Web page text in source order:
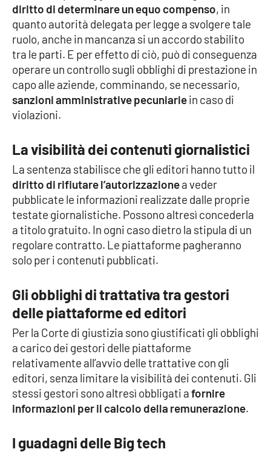
SPECIALI
Buona Sanità Calabria
LACALABRIAVISIONE
Destinazioni
Food
Storie
LAC
NETWORK
Lactv.it
Laconair.it
Lacitymag.it
Lacapitalenews.it
diritto di determinare un equo compenso, in
quanto autorità delegata per legge a svolgere tale
ruolo, anche in mancanza si un accordo stabilito
tra le parti. E per effetto di ciò, può di conseguenza
operare un controllo sugli obblighi di prestazione in
capo alle aziende, comminando, se necessario,
sanzioni amministrative pecuniariein caso di
violazioni.
La visibilità dei contenuti giornalistici
La sentenza stabilisce che gli editori hanno tutto il
diritto di rifiutare l’autorizzazionea veder
pubblicate le informazioni realizzate dalle proprie
testate giornalistiche. Possono altresì concederla
a titolo gratuito. In ogni caso dietro la stipula di un
regolare contratto. Le piattaforme pagheranno
solo per i contenuti pubblicati.
Gli obblighi di trattativa tra gestori
delle piattaforme ed editori
Per la Corte di giustizia sono giustificati gli obblighi
a carico dei gestori delle piattaforme
relativamente all’avvio delle trattative con gli
editori, senza limitare la visibilità dei contenuti. Gli
stessi gestori sono altresì obbligati afornire
informazioni per il calcolo della remunerazione.
I guadagni delle Big tech